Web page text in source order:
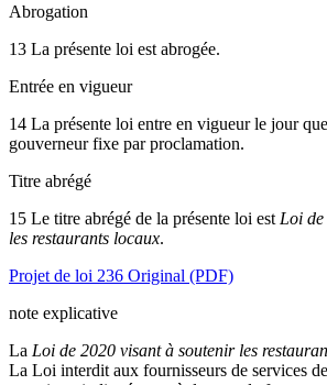
Abrogation
13 La présente loi est abrogée.
Entrée en vigueur
14 La présente loi entre en vigueur le jour
gouverneur fixe par proclamation.
Titre abrégé
15 Le titre abrégé de la présente loi est Loi
les restaurants locaux.
Projet de loi 236 Original (PDF)
note explicative
La Loi de 2020 visant à soutenir les
La Loi interdit aux fournisseurs de services